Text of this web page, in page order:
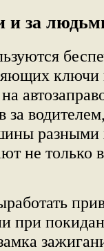
и за
ключи
за
разными
не
при